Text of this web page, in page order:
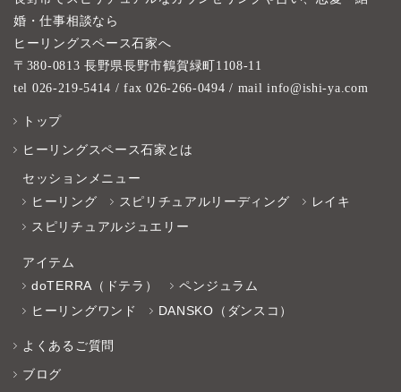
婚・仕事相談なら
ヒーリングスペース石家へ
〒380-0813 長野県長野市鶴賀緑町1108-11
tel 026-219-5414 / fax 026-266-0494 / mail info@ishi-ya.com
トップ
ヒーリングスペース石家とは
セッションメニュー
ヒーリング
スピリチュアルリーディング
レイキ
スピリチュアルジュエリー
アイテム
doTERRA（ドテラ）
ペンジュラム
ヒーリングワンド
DANSKO（ダンスコ）
よくあるご質問
ブログ